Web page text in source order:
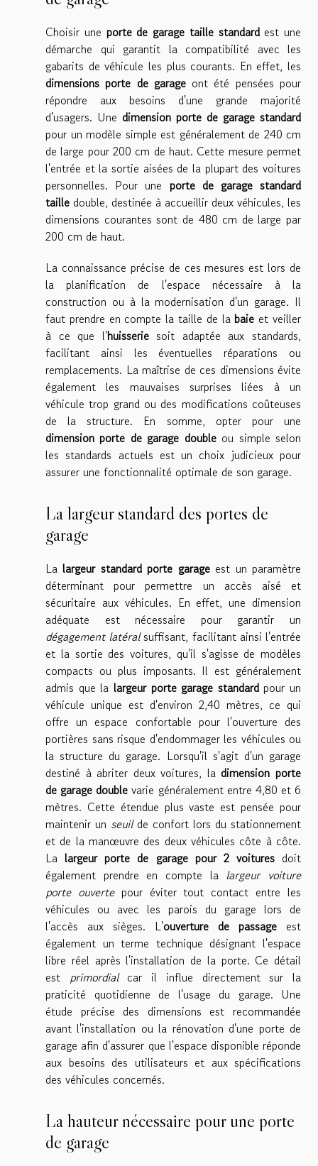
Choisir une porte de garage taille standardest une
démarche qui garantit la compatibilité avec les
gabarits de véhicule les plus courants. En effet, les
dimensions porte de garageont été pensées pour
répondre aux besoins d'une grande majorité
d'usagers. Une dimension porte de garage standard
pour un modèle simple est généralement de 240 cm
de large pour 200 cm de haut. Cette mesure permet
l'entrée et la sortie aisées de la plupart des voitures
personnelles. Pour une porte de garage standard
taille double, destinée à accueillir deux véhicules, les
dimensions courantes sont de 480 cm de large par
200 cm de haut.
La connaissance précise de ces mesures estlors de
la planification de l'espace nécessaire à la
construction ou à la modernisation d'un garage. Il
faut prendre en compte la taille de labaie et veiller
à ce que l'huisseriesoit adaptée aux standards,
facilitant ainsi les éventuelles réparations ou
remplacements. La maîtrise de ces dimensions évite
également les mauvaises surprises liées à un
véhicule trop grand ou des modifications coûteuses
de la structure. En somme, opter pour une
dimension porte de garage doubleou simple selon
les standards actuels est un choix judicieux pour
assurer une fonctionnalité optimale de son garage.
La largeur standard des portes de
garage
Lalargeur standard porte garageest un paramètre
déterminant pour permettre un accès aisé et
sécuritaire aux véhicules. En effet, une dimension
adéquate est nécessaire pour garantir un
dégagement latéralsuffisant, facilitant ainsi l'entrée
et la sortie des voitures, qu'il s'agisse de modèles
compacts ou plus imposants. Il est généralement
admis que la largeur porte garage standardpour un
véhicule unique est d'environ 2,40 mètres, ce qui
offre un espace confortable pour l'ouverture des
portières sans risque d'endommager les véhicules ou
la structure du garage. Lorsqu'il s'agit d'un garage
destiné à abriter deux voitures, la dimension porte
de garage double varie généralement entre 4,80 et 6
mètres. Cette étendue plus vaste est pensée pour
maintenir un seuilde confort lors du stationnement
et de la manœuvre des deux véhicules côte à côte.
Lalargeur porte de garage pour 2 voituresdoit
également prendre en compte la largeur voiture
porte ouvertepour éviter tout contact entre les
véhicules ou avec les parois du garage lors de
l'accès aux sièges. L'ouverture de passage est
également un terme technique désignant l'espace
libre réel après l'installation de la porte. Ce détail
est primordialcar il influe directement sur la
praticité quotidienne de l'usage du garage. Une
étude précise des dimensions est recommandée
avant l'installation ou la rénovation d'une porte de
garage afin d'assurer que l'espace disponible réponde
aux besoins des utilisateurs et aux spécifications
des véhicules concernés.
La hauteur nécessaire pour une porte
de garage